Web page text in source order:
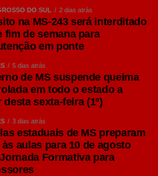
resultado da complexa interação
políticos e sociais. E a gente
o Estado está passando uma
da Celulose, dois processos de
disse o secretário
de Saúde.
tem 322 novos
em sete
ocorreram
de tirarem dúvidas sobre o
DO SUL 2 dias atrás
na MS-243 será interditado
fim de semana para
em ponte
5 dias atrás
de MS suspende queima
em todo o estado a
desta sexta-feira (1º)
3 dias atrás
estaduais de MS preparam
aulas para 10 de agosto
Formativa para